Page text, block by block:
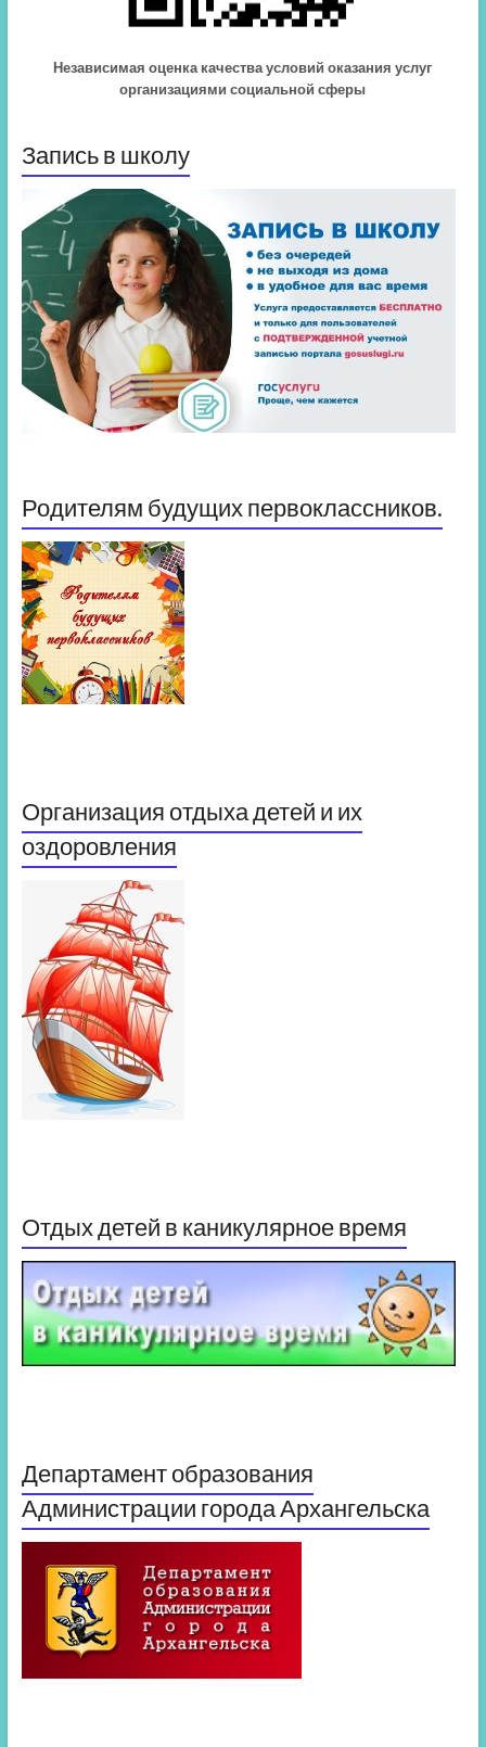
Независимая оценка качества условий оказания услуг
организациями социальной сферы
Запись в школу
Родителям будущих первоклассников.
Организация отдыха детей и их
оздоровления
Отдых детей в каникулярное время
Департамент образования
Администрации города Архангельска